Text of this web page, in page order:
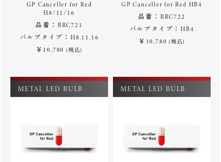
GP Canceller for Red
H8/11/16
品番：BRC721
バルブタイプ：H8.11.16
￥10,780(税込)
GP Canceller for Red HB4
品番：BRC722
バルブタイプ：HB4
￥10,780(税込)
METAL LED BULB METAL LED BULB